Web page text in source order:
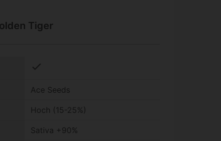
Tiger
check
Ace Seeds
Hoch (15-25%)
Sativa +90%